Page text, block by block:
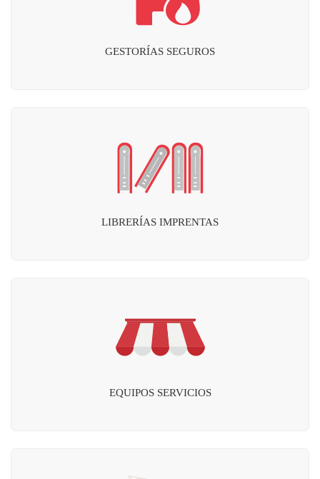
GESTORÍAS SEGUROS
LIBRERÍAS IMPRENTAS
EQUIPOS SERVICIOS